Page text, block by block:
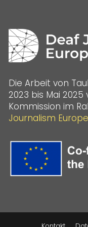
Die Arbeit von
2023 bis Mai
Kommission im
Journalism